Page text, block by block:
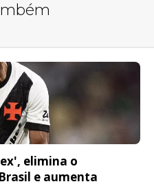
elimina o
e aumenta